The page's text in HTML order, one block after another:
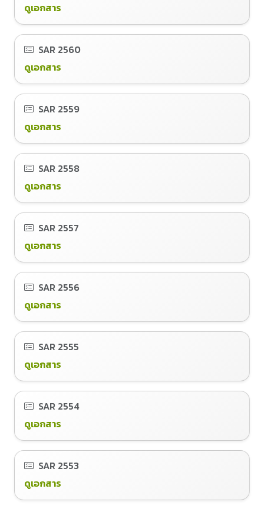
ดูเอกสาร
SAR 2560
ดูเอกสาร
SAR 2559
ดูเอกสาร
SAR 2558
ดูเอกสาร
SAR 2557
ดูเอกสาร
SAR 2556
ดูเอกสาร
SAR 2555
ดูเอกสาร
SAR 2554
ดูเอกสาร
SAR 2553
ดูเอกสาร